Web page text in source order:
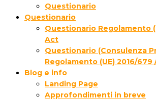
Questionario
Questionario
Questionario Regolamento
Act
Questionario (Consulenza
Regolamento (UE) 2016/679
Blog e info
Landing Page
Approfondimenti in breve